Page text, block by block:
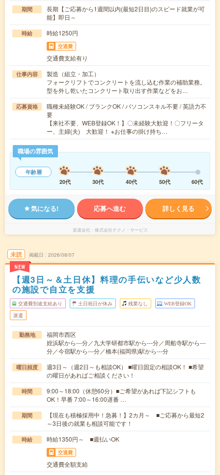
期間
長期【ご応募から1週間以内(最短2日目)のスピード就業が可
能】即日～
時給 時給1250円
交通費
交通費支給有り
仕事内容
製造（組立・加工）
フォークリフトでコンクリートを流し込む作業の補助業務。
型を外し乾いたコンクリート取り出す作業などをお…
応募資格
職種未経験OK / ブランクOK / パソコンスキル不要 / 英語力不
要
【来社不要、WEB登録OK！】〇未経験大歓迎！〇フリータ
ー、主婦(夫) 大歓迎！ ※お仕事の掛け持ち…
職場の雰囲気
年齢層
20代
30代 40代 50代 60代
気になる! 応募へ進む 詳しく見る
派遣会社 株式会社テクノ・サービス
未読
NEW
掲載日 2026/08/07
【週3日～＆土日休】料理の手伝いなど少人数
の施設で自立を支援
交通費別途支給あり 土日祝日が休み 残業なし WEB登録OK
派遣
勤務地
福岡市西区
姪浜駅から---分／九大学研都市駅から---分／周船寺駅から---
分／今宿駅から---分／橋本(福岡県)駅から---分
曜日頻度
週3日～（週2日～も相談OK） ■曜日固定の相談OK！ ■希望
の曜日があればご相談ください！
時間
9:00～18:00（休憩60分）■ご希望があれば下記シフトも
OK！早番 7:00～16:00遅番 …
期間
【現在も積極採用中！急募！】2カ月～ ■ご応募から最短2
～3日後の就業も相談可能です！
時給 時給1350円～ ■週払いOK
交通費
交通費全額支給